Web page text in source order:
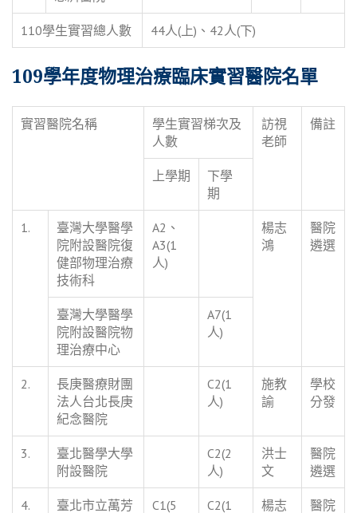
110學生實習總人數 44人(上)、42人(下)
109學年度物理治療臨床實習醫院名單
實習醫院名稱
學生實習梯次及
人數
訪視
老師
備註
上學期
下學
期
1.
臺灣大學醫學
院附設醫院復
健部物理治療
技術科
A2、
A3(1
人)
楊志
鴻
醫院
遴選
臺灣大學醫學
院附設醫院物
理治療中心
A7(1
人)
2.
長庚醫療財團
法人台北長庚
紀念醫院
C2(1
人)
施教
諭
學校
分發
3.
臺北醫學大學
附設醫院
C2(2
人)
洪士
文
醫院
遴選
4.
臺北市立萬芳
C1(5
C2(1
楊志
醫院